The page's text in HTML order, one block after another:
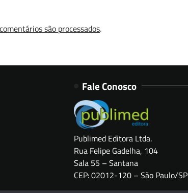
são processados.
Fale Conosco
Publimed Editora Ltda.
Rua Felipe Gadelha, 104
Sala 55 – Santana
CEP: 02012-120 – São Paulo/SP